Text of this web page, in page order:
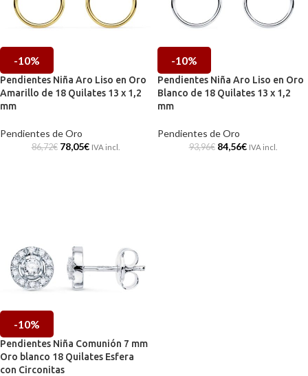
-10%
Pendientes Niña Aro Liso en Oro
Amarillo de 18 Quilates 13 x 1,2
mm
Pendientes de Oro
86,72€ 78,05€ IVA incl.
-10%
Pendientes Niña Aro Liso en Oro
Blanco de 18 Quilates 13 x 1,2
mm
Pendientes de Oro
93,96€ 84,56€ IVA incl.
-10%
Pendientes Niña Comunión 7 mm
Oro blanco 18 Quilates Esfera
con Circonitas